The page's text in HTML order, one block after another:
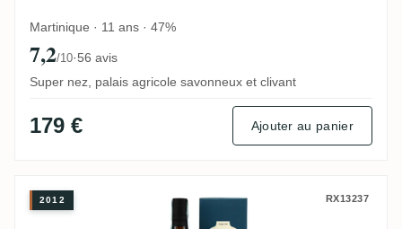
Martinique · 11 ans · 47%
7,2/10·56 avis
Super nez, palais agricole savonneux et clivant
179 € Ajouter au panier
Velier Saint James Sélection exclusive
2012 RX13237